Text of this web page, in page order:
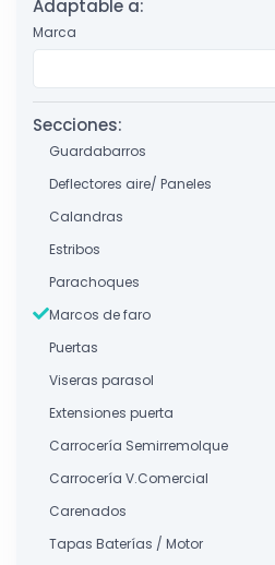
Adaptable a:
Marca
Secciones:
Guardabarros
Deflectores aire/ Paneles
Calandras
Estribos
Parachoques
Marcos de faro
Puertas
Viseras parasol
Extensiones puerta
Carrocería Semirremolque
Carrocería V.Comercial
Carenados
Tapas Baterías / Motor